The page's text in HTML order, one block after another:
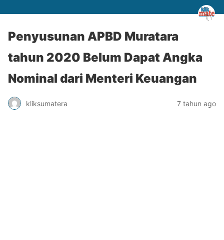
Penyusunan APBD Muratara
tahun 2020 Belum Dapat Angka
Nominal dari Menteri Keuangan
kliksumatera 7 tahun ago